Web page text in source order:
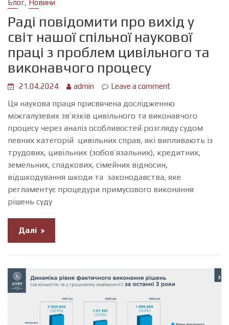
Блог, Новини
Раді повідомити про вихід у
світ нашої спільної наукової
праці з проблем цивільного та
виконавчого процесу
21.04.2024 admin Leave a comment
Ця наукова праця присвячена дослідженню
міжгалузевих зв’язків цивільного та виконавчого
процесу через аналіз особливостей розгляду судом
певних категорій цивільних справ, які випливають із
трудових, цивільних (зобов’язальних), кредитних,
земельних, спадкових, сімейних відносин,
відшкодування шкоди та законодавства, яке
регламентує процедури примусового виконання
рішень суду
Далі